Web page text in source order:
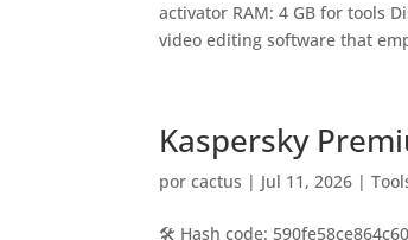
activator RAM: 4 GB for tools
video editing software that
Kaspersky
porcactus | Jul 11, 2026 |
🛠 Hash code: